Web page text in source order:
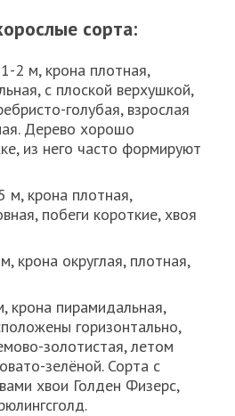
сорта:
2 м, крона плотная,
с плоской верхушкой,
голубая, взрослая
Дерево хорошо
из него часто формируют
м, крона плотная,
побеги короткие, хвоя
крона округлая, плотная,
крона пирамидальная,
горизонтально,
золотистая, летом
зелёной. Сорта с
хвои Голден Физерс,